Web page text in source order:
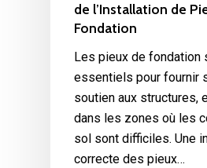
de l’Installation de
Fondation
Les pieux de fondation
essentiels pour fournir
soutien aux structures,
dans les zones où les
sol sont difficiles. Une
correcte des pieux…